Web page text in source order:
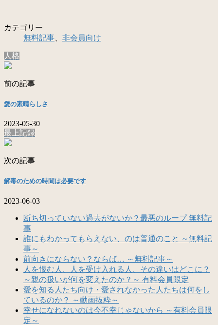
カテゴリー
無料記事
非会員向け
人格
前の記事
愛の素晴らしさ
2023-05-30
最上記録
次の記事
解毒のための時間は必要です
2023-06-03
断ち切っていない過去がないか？最悪のループ 無料記
事
誰にもわかってもらえない、のは普通のこと ～無料記
事～
前向きにならない？ならば… ～無料記事～
人を恨む人、人を受け入れる人、その違いはどこに？
～親の扱いが何を変えたのか？～ 有料会員限定
愛を知る人たち向け・愛されなかった人たちは何をし
ているのか？ ～動画抜粋～
幸せになれないのは今不幸じゃないから ～有料会員限
定～